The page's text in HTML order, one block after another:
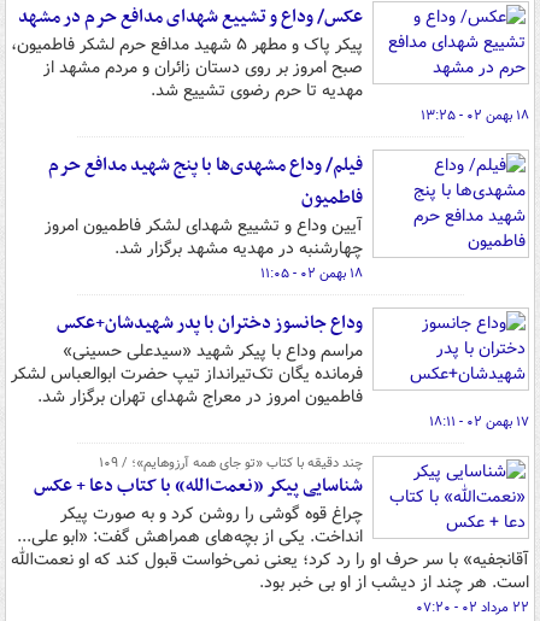
عکس/ وداع و تشییع شهدای مدافع حرم در مشهد
پیکر پاک و مطهر ۵ شهید مدافع حرم لشکر فاطمیون،
صبح امروز بر روی دستان زائران و مردم مشهد از
مهدیه تا حرم رضوی تشییع شد.
۱۸ بهمن ۰۲ - ۱۳:۲۵
فیلم/ وداع مشهدی‌ها با پنج شهید مدافع حرم
فاطمیون
آیین وداع و تشییع شهدای لشکر فاطمیون امروز
چهارشنبه در مهدیه مشهد برگزار شد.
۱۸ بهمن ۰۲ - ۱۱:۰۵
وداع جانسوز دختران با پدر شهیدشان+عکس
مراسم وداع با پیکر شهید «سیدعلی حسینی»
فرمانده یگان تک‌تیرانداز تیپ حضرت ابوالعباس لشکر
فاطمیون امروز در معراج شهدای تهران برگزار شد.
۱۷ بهمن ۰۲ - ۱۸:۱۱
چند دقیقه با کتاب «تو جای همه آرزوهایم»؛ / ۱۰۹
شناسایی پیکر «نعمت‌الله» با کتاب دعا + عکس
چراغ قوه گوشی را روشن کرد و به صورت پیکر
انداخت. یکی از بچه‌های همراهش گفت: «ابو علی...
آقانجفیه» با سر حرف او را رد کرد؛ یعنی نمی‌خواست قبول کند که او نعمت‌الله
است. هر چند از دیشب از او بی خبر بود.
۲۲ مرداد ۰۲ - ۰۷:۲۰